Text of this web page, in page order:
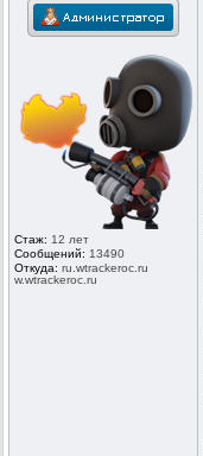
Стаж: 12 лет
Сообщений: 13490
Откуда: ru.wtrackeroc.ru
w.wtrackeroc .ru